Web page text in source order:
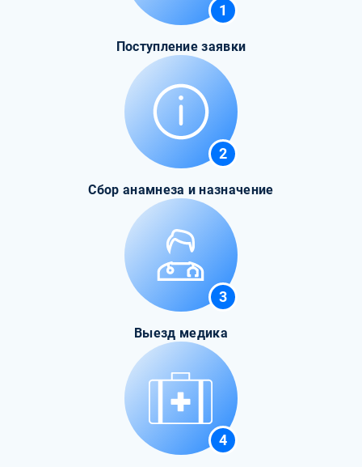
1
Поступление заявки
2
Сбор анамнеза и назначение
3
Выезд медика
4